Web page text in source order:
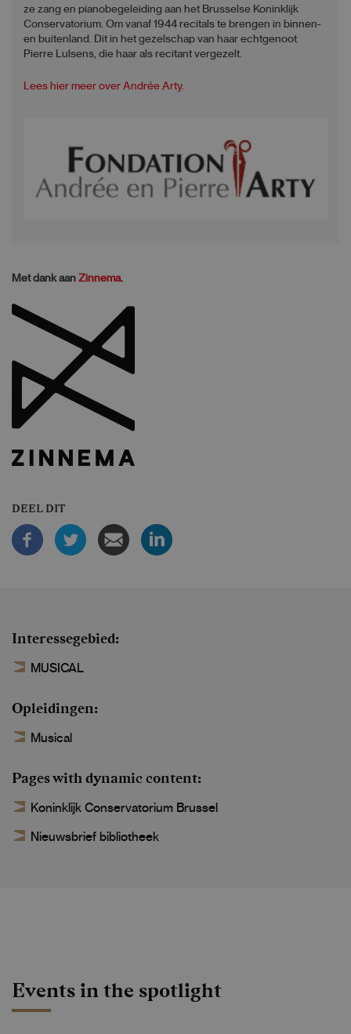
ze zang en pianobegeleiding aan het Brusselse Koninklijk
Conservatorium. Om vanaf 1944 recitals te brengen in binnen-
en buitenland. Dit in het gezelschap van haar echtgenoot
Pierre Lulsens, die haar als recitant vergezelt.
Lees hier meer over Andrée Arty.
Met dank aan Zinnema.
DEEL DIT
Interessegebied
MUSICAL
Opleidingen
Musical
Pages with dynamic content
Koninklijk Conservatorium Brussel
Nieuwsbrief bibliotheek
Events in the spotlight